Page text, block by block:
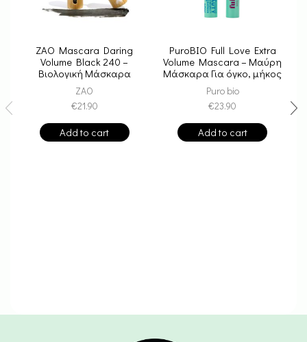
ZAO Mascara Daring
Volume Black 240 –
Βιολογική Μάσκαρα
Μαύρη Για Όγκο
ZAO
€21.90
Add to cart
PuroBIO Full Love Extra
Volume Mascara – Μαύρη
Μάσκαρα Για όγκο, μήκος
και καμπύλη
Puro bio
€23.90
Add to cart